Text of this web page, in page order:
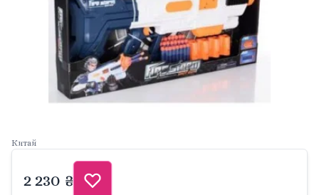
Китай
2 230 ₴